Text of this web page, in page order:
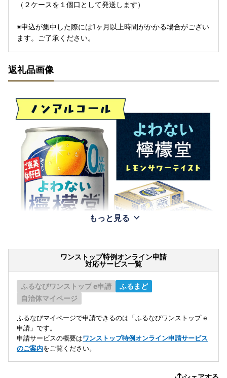
（２ケースを１個口として発送します）
※申込が集中した際には1ヶ月以上時間がかかる場合がござい
ます。ご了承ください。
返礼品画像
もっと見る
ワンストップ特例オンライン申請
対応サービス一覧
ふるなびワンストップ e申請
ふるまど
自治体マイページ
ふるなびマイページで申請できるのは「ふるなびワンストップ e
申請」です。
申請サービスの概要はワンストップ特例オンライン申請サービス
のご案内をご覧ください。